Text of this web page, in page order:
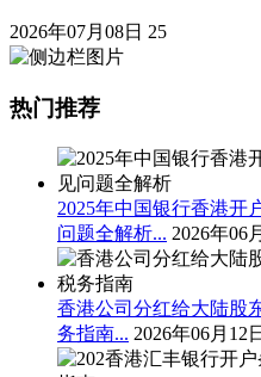
2026年07月08日 25
热门推荐
2025年中国银行香港开
问题全解析... 2026年06
香港公司分红给大陆股
务指南... 2026年06月12日